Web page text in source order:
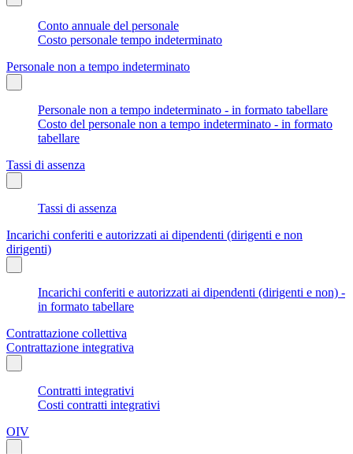
Conto annuale del personale
Costo personale tempo indeterminato
Personale non a tempo indeterminato
Personale non a tempo indeterminato - in formato tabellare
Costo del personale non a tempo indeterminato - in formato
tabellare
Tassi di assenza
Tassi di assenza
Incarichi conferiti e autorizzati ai dipendenti (dirigenti e non
dirigenti)
Incarichi conferiti e autorizzati ai dipendenti (dirigenti e non) -
in formato tabellare
Contrattazione collettiva
Contrattazione integrativa
Contratti integrativi
Costi contratti integrativi
OIV